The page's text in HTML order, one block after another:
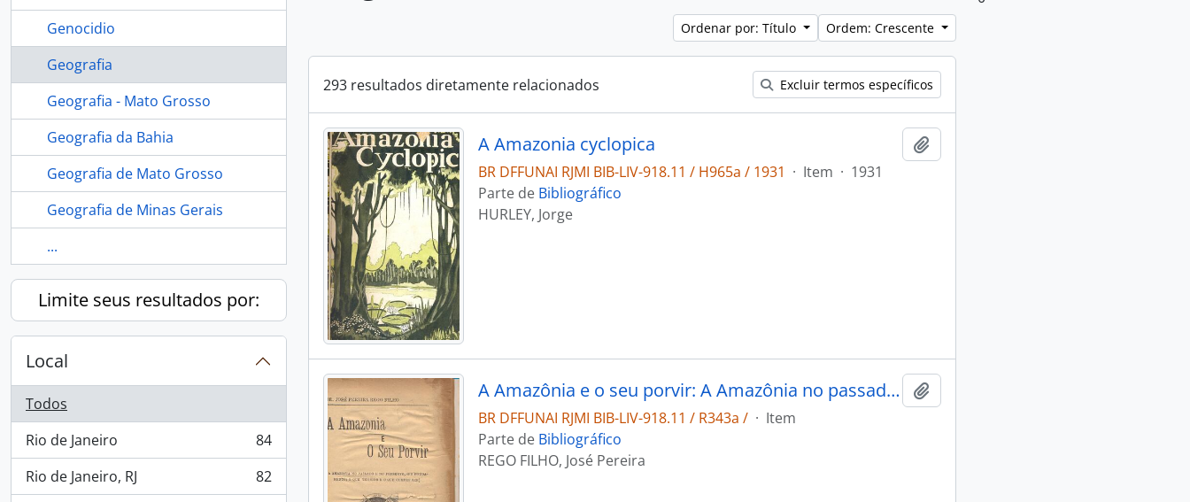
Genocidio
Geografia
Geografia - Mato Grosso
Geografia da Bahia
Geografia de Mato Grosso
Geografia de Minas Gerais
...
Limite seus resultados por:
Local
Todos
Rio de Janeiro
, 84 resultados
84
Rio de Janeiro, RJ
, 82 resultados
82
Ordenar por: Título Ordem: Crescente
293 resultados diretamente relacionados Excluir termos específicos
A Amazonia cyclopica
BR DFFUNAI RJMI BIB-LIV-918.11 / H965a / 1931 · Item · 1931
Parte de Bibliográfico
HURLEY, Jorge
A Amazônia e o seu porvir: A Amazônia no passado e no presente, seu povoamento; o que tem sido e o que cumpre ser.
BR DFFUNAI RJMI BIB-LIV-918.11 / R343a / · Item
Parte de Bibliográfico
REGO FILHO, José Pereira